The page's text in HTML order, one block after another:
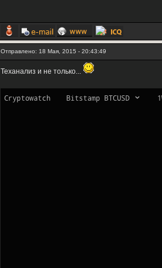
Отправлено: 18 Мая, 2015 - 20:43:49
Теханализ и не только...